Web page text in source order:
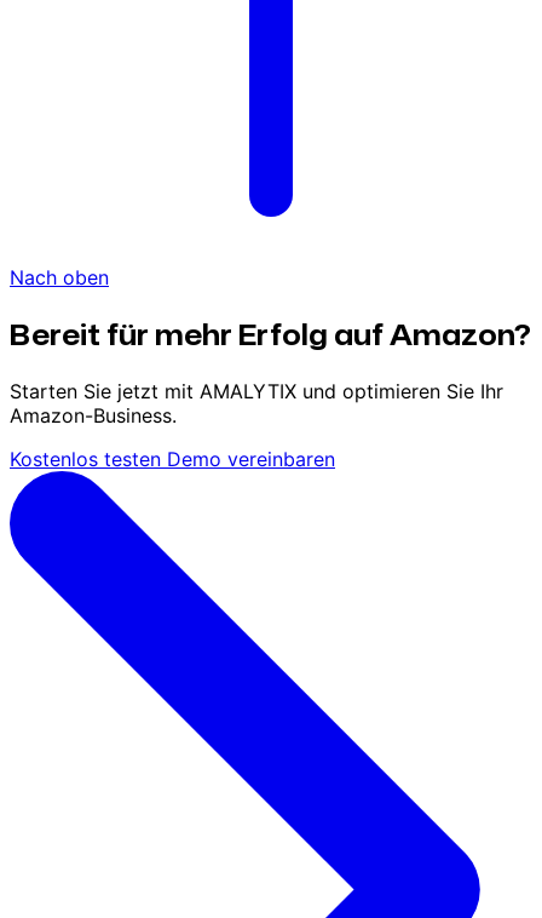
Nach oben
Bereit für mehr Erfolg auf Amazon?
Starten Sie jetzt mit AMALYTIX und optimieren Sie Ihr
Amazon-Business.
Kostenlos testen Demo vereinbaren